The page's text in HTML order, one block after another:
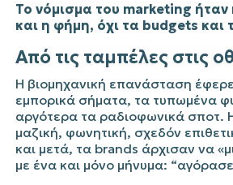
Το νόμισμα του marketing ήταν
και η φήμη, όχι τα budgets και
Από τις ταμπέλες στις
Η βιομηχανική επανάσταση
εμπορικά σήματα, τα τυπωμένα
αργότερα τα ραδιοφωνικά σποτ.
μαζική, φωνητική, σχεδόν
και μετά, τα brands άρχισαν να
με ένα και μόνο μήνυμα: